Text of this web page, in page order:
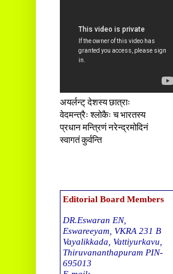
अयर्लन्ट् देशस्य छात्राः
वेदमन्त्रैः श्लोकैः च भारतस्य
प्रधान मन्त्रिणं नरेन्द्रमोदिनं
स्वागतं कुर्वन्ति
Editorial Board Members
DR.Eswaran EN,
Eswareeyam, VKRA 231 B
Vayalikkada, Vattiyurkavu,
Thiruvananthapuram PIN-
695013